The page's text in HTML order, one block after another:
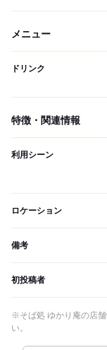
メニュー
ドリンク
特徴・関連情報
利用シーン
ロケーション
備考
初投稿者
※そば処 ゆかり庵の店
い。